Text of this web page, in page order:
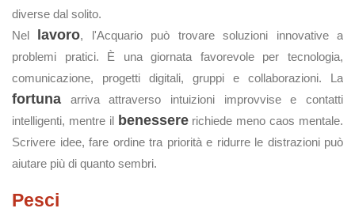
diverse dal solito.
Nel
lavoro, l'Acquario può trovare soluzioni innovative a
problemi pratici. È una giornata favorevole per tecnologia,
comunicazione, progetti digitali, gruppi e collaborazioni. La
fortuna arriva attraverso intuizioni improvvise e contatti
intelligenti, mentre il benessererichiede meno caos mentale.
Scrivere idee, fare ordine tra priorità e ridurre le distrazioni può
aiutare più di quanto sembri.
Pesci